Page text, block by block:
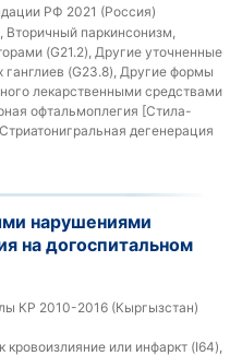
РФ 2021 (Россия)
паркинсонизм,
(G21.2), Другие уточненные
ганглиев (G23.8), Другие формы
лекарственными средствами
офтальмоплегия [Стила-
дегенерация
нарушениями
на догоспитальном
КР 2010-2016 (Кыргызстан)
кровоизлияние или инфаркт (I64),